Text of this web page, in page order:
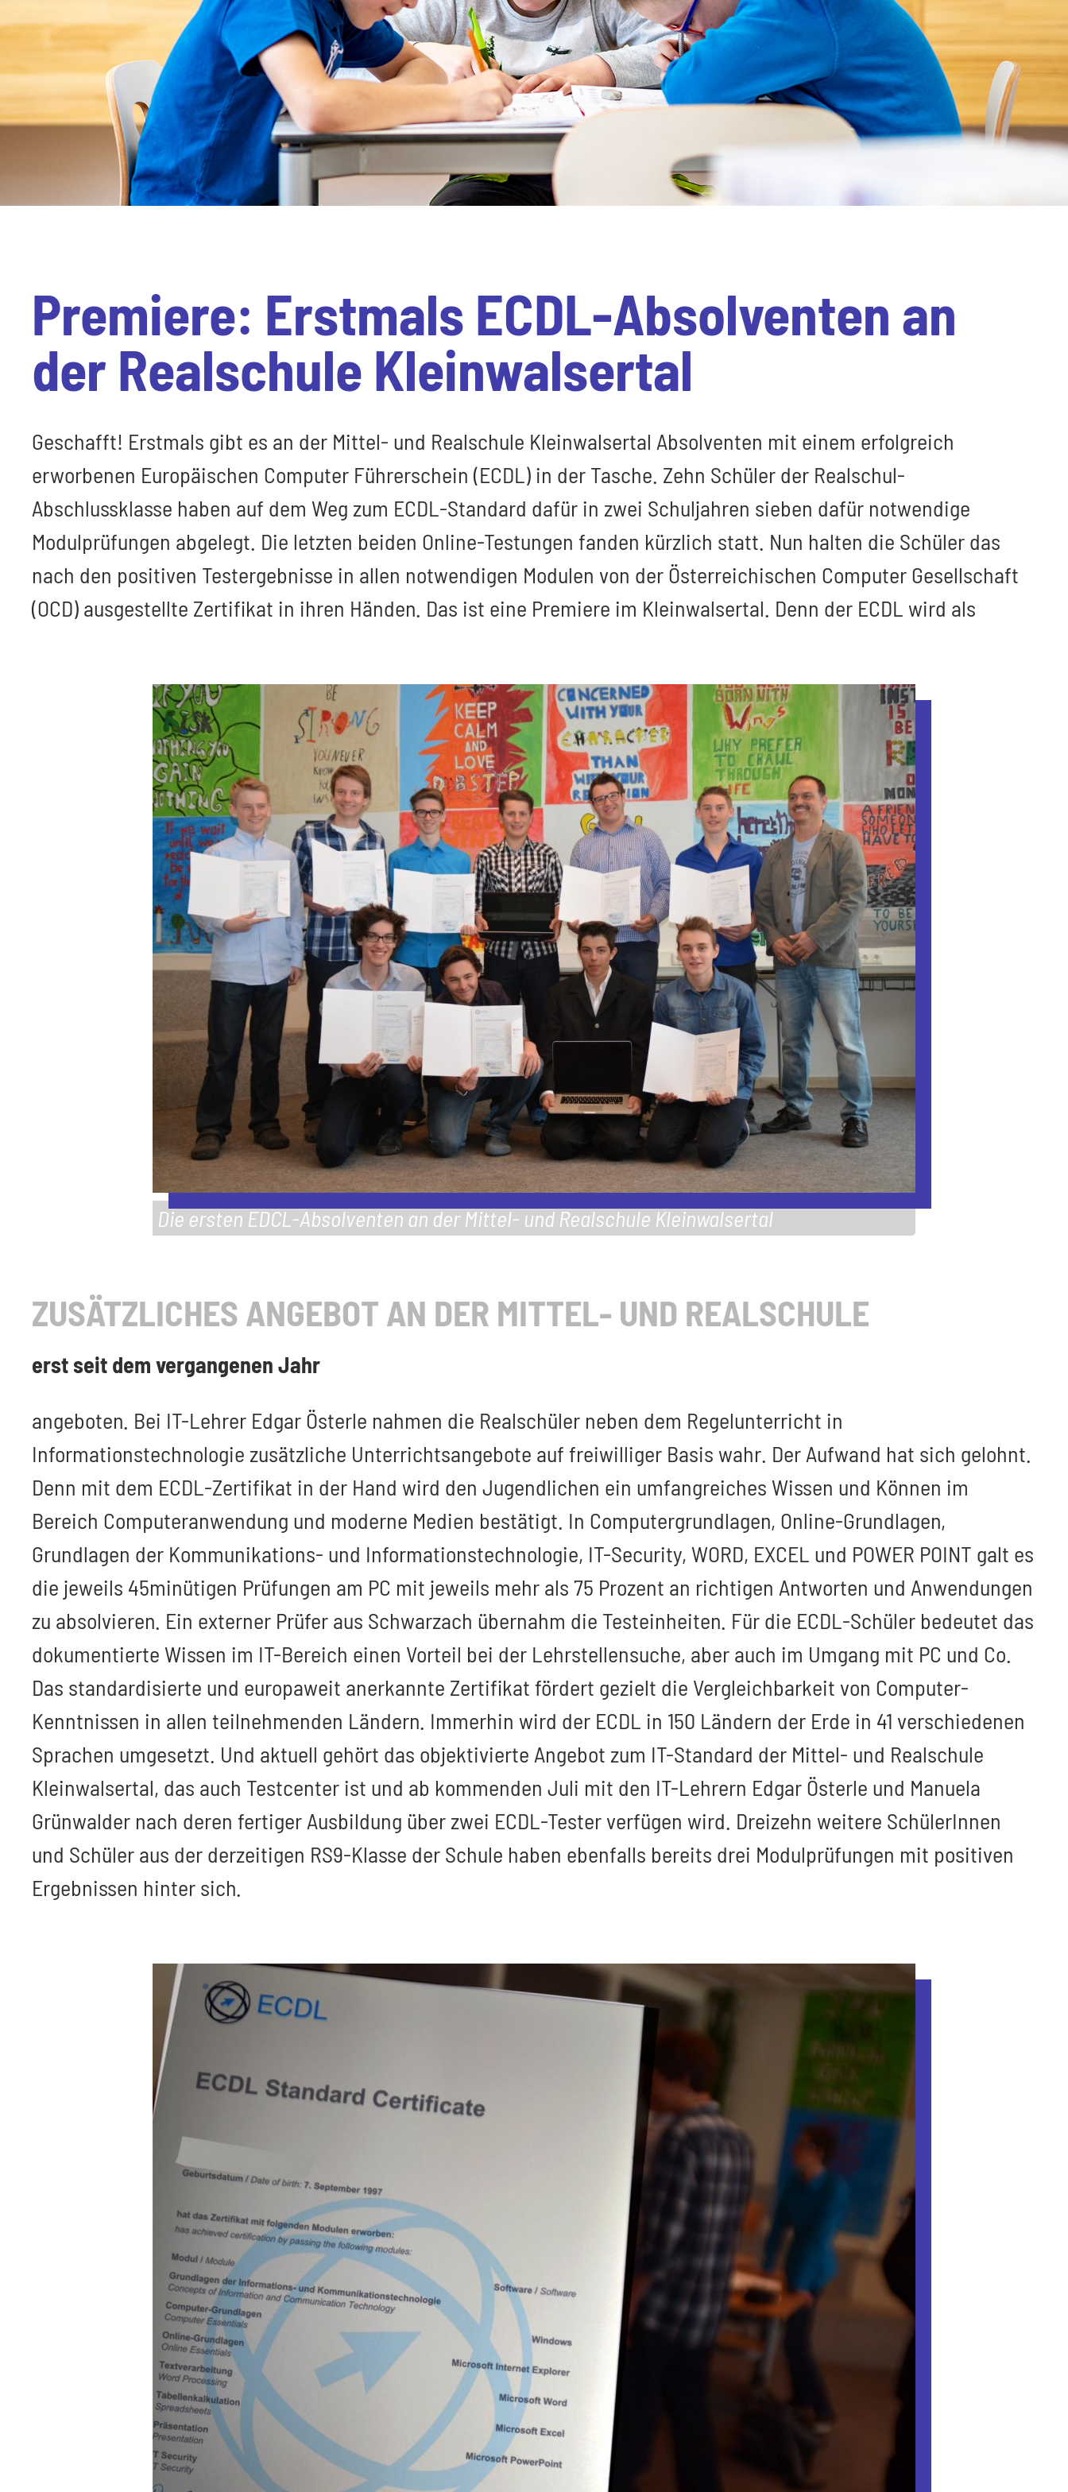
Premiere: Erstmals ECDL-Absolventen an
der Realschule Kleinwalsertal
Geschafft! Erstmals gibt es an der Mittel- und Realschule Kleinwalsertal Absolventen mit einem erfolgreich
erworbenen Europäischen Computer Führerschein (ECDL) in der Tasche. Zehn Schüler der Realschul-
Abschlussklasse haben auf dem Weg zum ECDL-Standard dafür in zwei Schuljahren sieben dafür notwendige
Modulprüfungen abgelegt. Die letzten beiden Online-Testungen fanden kürzlich statt. Nun halten die Schüler das
nach den positiven Testergebnisse in allen notwendigen Modulen von der Österreichischen Computer Gesellschaft
(OCD) ausgestellte Zertifikat in ihren Händen. Das ist eine Premiere im Kleinwalsertal. Denn der ECDL wird als
Die ersten EDCL-Absolventen an der Mittel- und Realschule Kleinwalsertal
ZUSÄTZLICHES ANGEBOT AN DER MITTEL- UND REALSCHULE
erst seit dem vergangenen Jahr
angeboten. Bei IT-Lehrer Edgar Österle nahmen die Realschüler neben dem Regelunterricht in
Informationstechnologie zusätzliche Unterrichtsangebote auf freiwilliger Basis wahr. Der Aufwand hat sich gelohnt.
Denn mit dem ECDL-Zertifikat in der Hand wird den Jugendlichen ein umfangreiches Wissen und Können im
Bereich Computeranwendung und moderne Medien bestätigt. In Computergrundlagen, Online-Grundlagen,
Grundlagen der Kommunikations- und Informationstechnologie, IT-Security, WORD, EXCEL und POWER POINT galt es
die jeweils 45minütigen Prüfungen am PC mit jeweils mehr als 75 Prozent an richtigen Antworten und Anwendungen
zu absolvieren. Ein externer Prüfer aus Schwarzach übernahm die Testeinheiten. Für die ECDL-Schüler bedeutet das
dokumentierte Wissen im IT-Bereich einen Vorteil bei der Lehrstellensuche, aber auch im Umgang mit PC und Co.
Das standardisierte und europaweit anerkannte Zertifikat fördert gezielt die Vergleichbarkeit von Computer-
Kenntnissen in allen teilnehmenden Ländern. Immerhin wird der ECDL in 150 Ländern der Erde in 41 verschiedenen
Sprachen umgesetzt. Und aktuell gehört das objektivierte Angebot zum IT-Standard der Mittel- und Realschule
Kleinwalsertal, das auch Testcenter ist und ab kommenden Juli mit den IT-Lehrern Edgar Österle und Manuela
Grünwalder nach deren fertiger Ausbildung über zwei ECDL-Tester verfügen wird. Dreizehn weitere SchülerInnen
und Schüler aus der derzeitigen RS9-Klasse der Schule haben ebenfalls bereits drei Modulprüfungen mit positiven
Ergebnissen hinter sich.